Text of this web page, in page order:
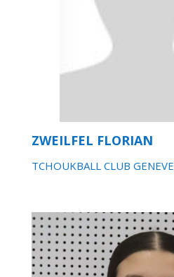
ZWEILFEL FLORIAN
TCHOUKBALL CLUB GENEVE